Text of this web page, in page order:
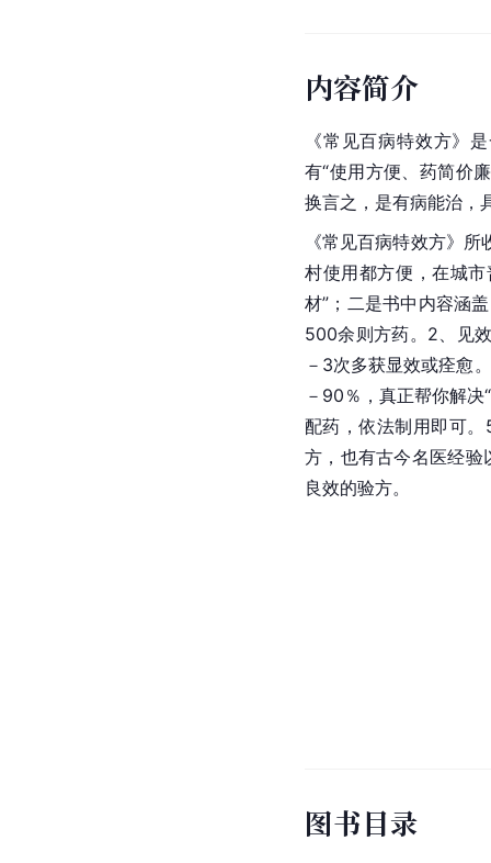
内容简介
《常见百病特效方》
有“使用方便、药简价
换言之，是有病能治，
《常见百病特效方》
村使用都方便，在城
材”；二是书中内容涵
500余则方药。2、见
－3次多获显效或痊愈
－90％，真正帮你解
配药，依法制用即可
方，也有古今名医经验
良效的验方。
图书目录